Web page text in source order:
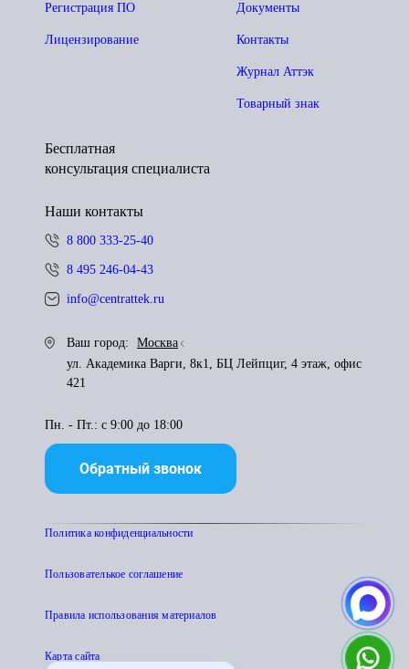
Документы
Контакты
Журнал Аттэк
Товарный знак
Регистрация ПО
Лицензирование
Бесплатная
консультация специалиста
Наши контакты
8 800 333-25-40
8 495 246-04-43
info@centrattek.ru
Ваш город:
Москва
ул. Академика Варги, 8к1, БЦ Лейпциг, 4 этаж, офис
421
Пн. - Пт.: с 9:00 до 18:00
Обратный звонок
Политика конфиденциальности
Пользователькое соглашение
Правила использования материалов
Карта сайта